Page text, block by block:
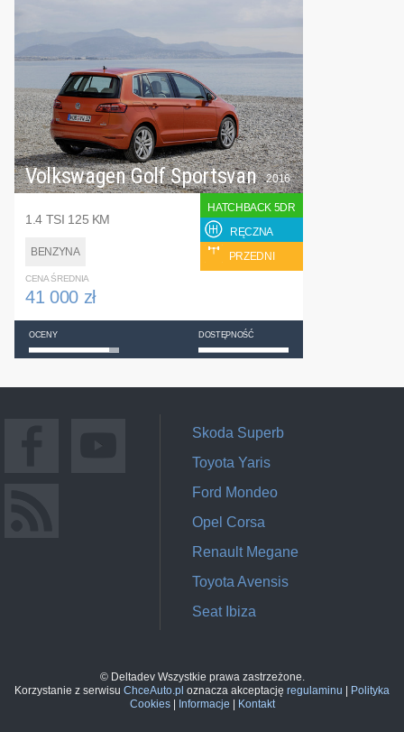
Volkswagen Golf Sportsvan
1.4 TSI 125 KM
BENZYNA
2016
HATCHBACK 5DR
RĘCZNA
PRZEDNI
CENA ŚREDNIA
41 000 zł
OCENY DOSTĘPNOŚĆ
Skoda Superb
Toyota Yaris
Ford Mondeo
Opel Corsa
Renault Megane
Toyota Avensis
Seat Ibiza
© Deltadev Wszystkie prawa zastrzeżone.
Korzystanie z serwisu ChceAuto.pl oznacza akceptację regulaminu
Polityka
Cookies| Informacje Kontakt